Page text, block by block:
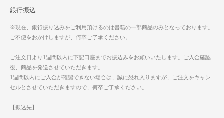
銀行振込
※現在、銀行振り込みをご利用頂けるのは書籍の一部商品のみとなっております。
ご不便をおかけしますが、何卒ご了承ください。
ご注文日より1週間以内に下記口座までお振込みをお願いいたします。ご入金確認
後、商品を発送させていただきます。
1週間以内にご入金が確認できない場合は、誠に恐れ入りますが、ご注文をキャン
セルとさせていただきますので、何卒ご了承ください。
【振込先】